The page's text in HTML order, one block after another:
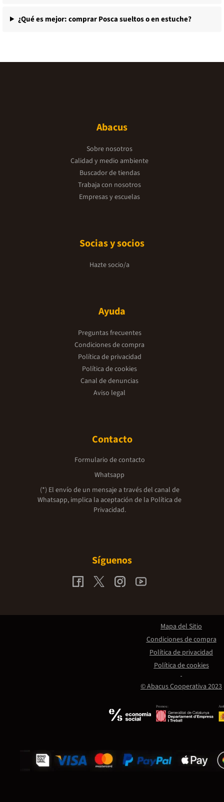
¿Qué es mejor: comprar Posca sueltos o en estuche?
Abacus
Sobre nosotros
Calidad y medio ambiente
Buscador de tiendas
Trabaja con nosotros
Empresas y escuelas
Socias y socios
Hazte socio/a
Ayuda
Preguntas frecuentes
Condiciones de compra
Política de privacidad
Política de cookies
Canal de denuncias
Aviso legal
Contacto
Formulario de contacto
Whatsapp
(*) El envío de un mensaje a través del canal de
Whatsapp, implica la aceptación de la Política de
Privacidad.
Síguenos
Promou:
© Abacus Cooperativa 2023
Mapa del Sitio
Condiciones de compra
Política de privacidad
Política de cookies